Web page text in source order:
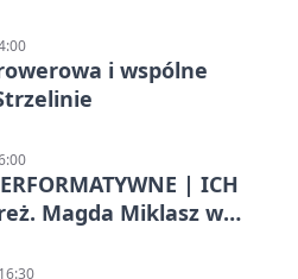
i wspólne
| ICH
Magda Miklasz w